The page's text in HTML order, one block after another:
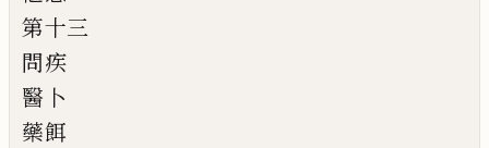
第十三
問疾
醫卜
藥餌